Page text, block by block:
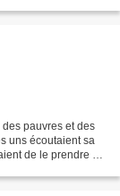
pauvres et des
uns écoutaient sa
de le prendre au